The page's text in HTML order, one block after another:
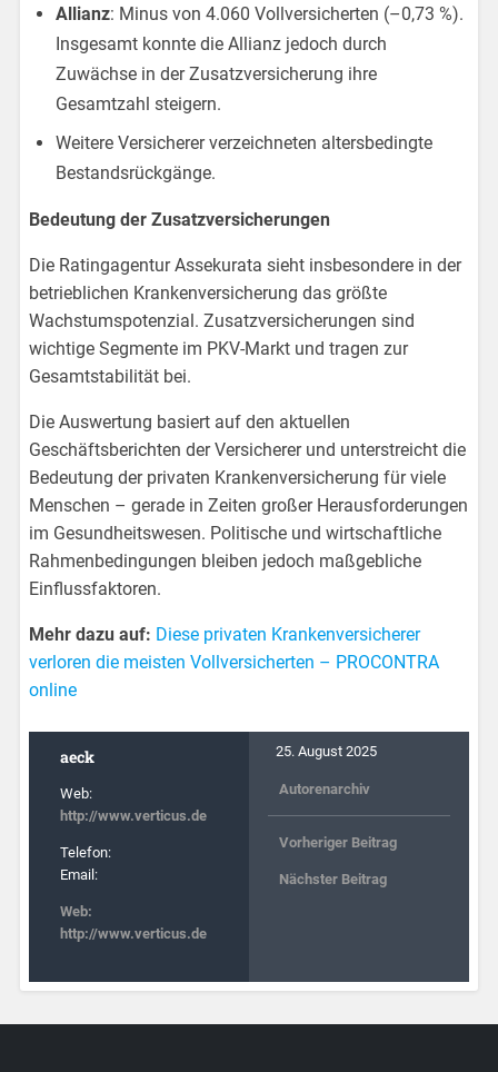
Allianz: Minus von 4.060 Vollversicherten (–0,73 %).
Insgesamt konnte die Allianz jedoch durch
Zuwächse in der Zusatzversicherung ihre
Gesamtzahl steigern.
Weitere Versicherer verzeichneten altersbedingte
Bestandsrückgänge.
Bedeutung der Zusatzversicherungen
Die Ratingagentur Assekurata sieht insbesondere in der
betrieblichen Krankenversicherung das größte
Wachstumspotenzial. Zusatzversicherungen sind
wichtige Segmente im PKV-Markt und tragen zur
Gesamtstabilität bei.
Die Auswertung basiert auf den aktuellen
Geschäftsberichten der Versicherer und unterstreicht die
Bedeutung der privaten Krankenversicherung für viele
Menschen – gerade in Zeiten großer Herausforderungen
im Gesundheitswesen. Politische und wirtschaftliche
Rahmenbedingungen bleiben jedoch maßgebliche
Einflussfaktoren.
Mehr dazu auf: Diese privaten Krankenversicherer
verloren die meisten Vollversicherten – PROCONTRA
online
aeck
Web:
http://www.verticus.de
Telefon:
Email:
Web:
http://www.verticus.de
25. August 2025
Autorenarchiv
Vorheriger Beitrag
Nächster Beitrag